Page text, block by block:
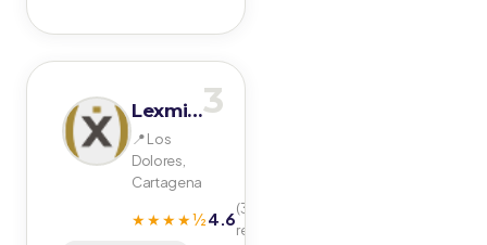
3
Lexmia Abogados
📍 Los
Dolores,
Cartagena
★★★★½4.6(31
reseñas)